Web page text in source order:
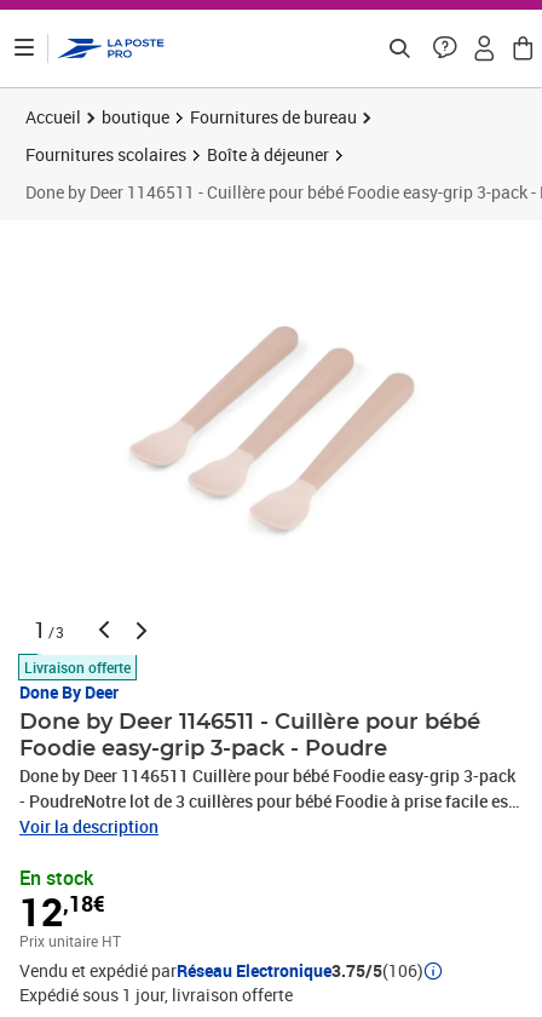
Accueil boutique
Fournitures de bureau
Fournitures scolaires
Boîte à déjeuner
Done by Deer 1146511 - Cuillère pour bébé Foodie easy-grip 3-pack -
1 /3
Livraison offerte
Done By Deer
Done by Deer 1146511 - Cuillère pour bébé
Foodie easy-grip 3-pack - Poudre
Done by Deer 1146511 Cuillère pour bébé Foodie easy-grip 3-pack
- PoudreNotre lot de 3 cuillères pour bébé Foodie à prise facile est
fabriqué dans de jolies teintes poudrées pour égayer l'heure des
idéales pour les premières cuillerées de bébé. Les poignées sont
dotées d'un revêtement doux et facile à saisir pour une bonne prise
en main pendant les repas ou les trajets d'auto-
alimentation.Pratiques et lavables au lave-vaisselle, ces cuillères
sont également exemptes de substances nocives telles que le BPA
et les phtalates, ce qui garantit la sécurité de votre bébé. Après
Voir la description
En stock
12,18€
Prix unitaire HT
Vendu et expédié parRéseau Electronique3.75/5(106)
Expédié sous 1 jour livraison offerte